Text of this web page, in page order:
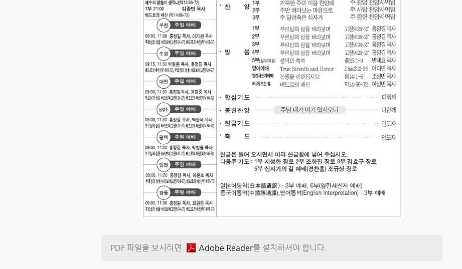
PDF 파일을 보시려면 Adobe Reader를 설치하셔야 합니다.